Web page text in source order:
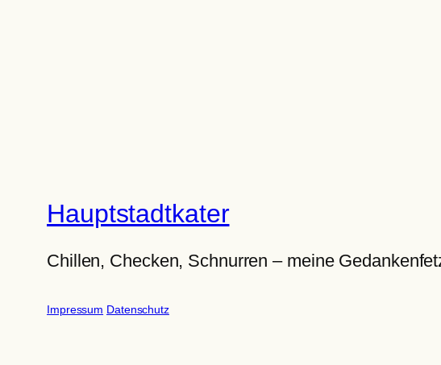
Hauptstadtkater
Chillen, Checken, Schnurren – meine
Impressum Datenschutz